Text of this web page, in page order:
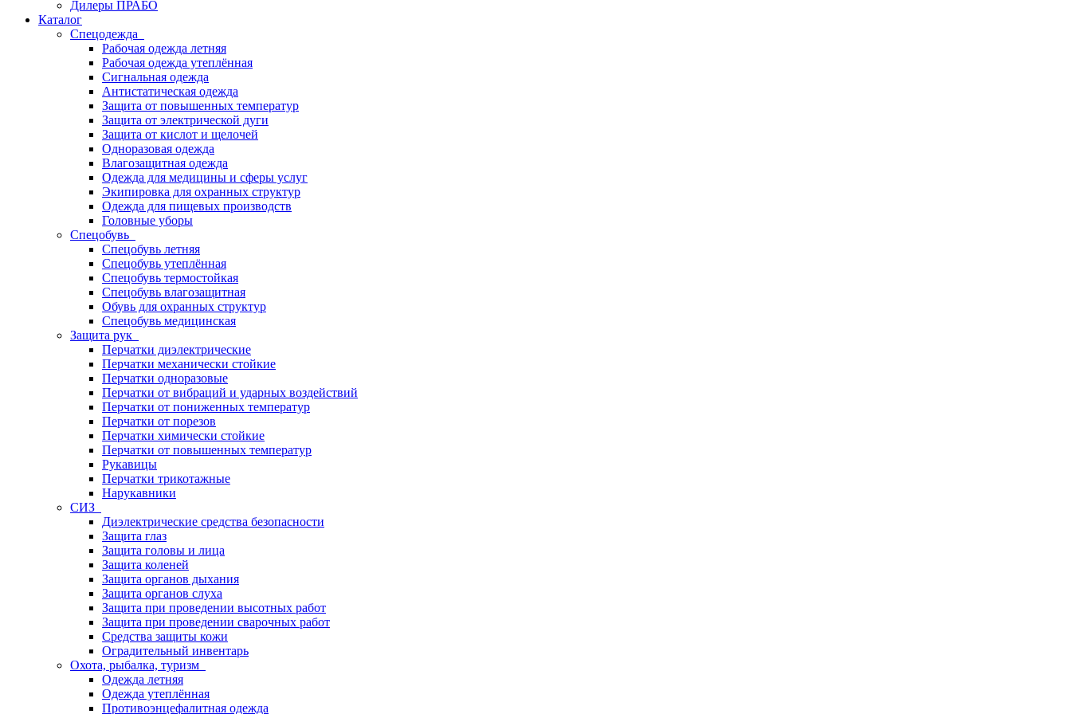
Дилеры ПРАБО
Каталог
Спецодежда
Рабочая одежда летняя
Рабочая одежда утеплённая
Сигнальная одежда
Антистатическая одежда
Защита от повышенных температур
Защита от электрической дуги
Защита от кислот и щелочей
Одноразовая одежда
Влагозащитная одежда
Одежда для медицины и сферы услуг
Экипировка для охранных структур
Одежда для пищевых производств
Головные уборы
Спецобувь
Спецобувь летняя
Спецобувь утеплённая
Спецобувь термостойкая
Спецобувь влагозащитная
Обувь для охранных структур
Спецобувь медицинская
Защита рук
Перчатки диэлектрические
Перчатки механически стойкие
Перчатки одноразовые
Перчатки от вибраций и ударных воздействий
Перчатки от пониженных температур
Перчатки от порезов
Перчатки химически стойкие
Перчатки от повышенных температур
Рукавицы
Перчатки трикотажные
Нарукавники
СИЗ
Диэлектрические средства безопасности
Защита глаз
Защита головы и лица
Защита коленей
Защита органов дыхания
Защита органов слуха
Защита при проведении высотных работ
Защита при проведении сварочных работ
Средства защиты кожи
Оградительный инвентарь
Охота, рыбалка, туризм
Одежда летняя
Одежда утеплённая
Противоэнцефалитная одежда